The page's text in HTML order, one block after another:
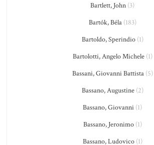
Bartlett, John (3)
Bartók, Béla(183)
Bartoldo, Sperindio(1)
Bartolotti, Angelo Michele(1)
Bassani, Giovanni Battista(5)
Bassano, Augustine(2)
Bassano, Giovanni (1)
Bassano, Jeronimo(1)
Bassano, Ludovico(1)